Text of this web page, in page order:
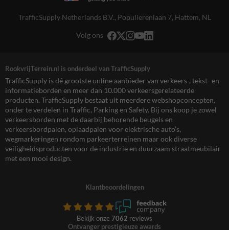
TrafficSupply Netherlands B.V., Populierenlaan 7, Hattem, NL
Volg ons
RookvrijTerrein.nl is onderdeel van TrafficSupply
TrafficSupply is dé grootste online aanbieder van verkeers-, tekst- en
informatieborden en meer dan 10.000 verkeersgerelateerde
producten. TrafficSupply bestaat uit meerdere webshopconcepten,
onder te verdelen in Traffic, Parking en Safety. Bij ons koop je zowel
verkeersborden met de daarbij behorende beugels en
verkeersbordpalen, oplaadpalen voor elektrische auto’s,
wegmarkeringen rondom parkeerterreinen maar ook diverse
veiligheidsproducten voor de industrie en duurzaam straatmeubilair
met een mooi design.
Klantbeoordelingen
Bekijk onze 7062 reviews
Ontvanger prestigieuze awards